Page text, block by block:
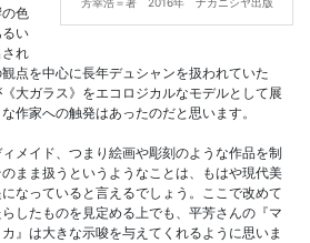
色
い
れ
点を中心に長年デュシャンを扱われていた
大ガラス》をエコロジカルなモデルとして展
作家への触発はあったのだと思います。
メイド、つまり絵画や彫刻のような作品を制
まま扱うというようなことは、もはや現代美
なっていると言えるでしょう。ここで改めて
したものを見定める上でも、平芳さんの『マ
』は大きな示唆を与えてくれるように思いま